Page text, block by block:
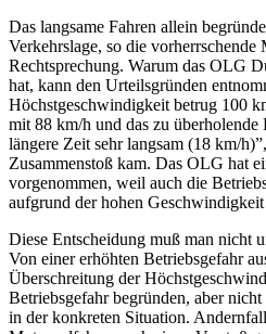
Das langsame Fahren allein
Verkehrslage, so die vorherrschende
Rechtsprechung. Warum das OLG
hat, kann den Urteilsgründen
Höchstgeschwindigkeit betrug 100
mit 88 km/h und das zu überholende
längere Zeit sehr langsam (18 km/
Zusammenstoß kam. Das OLG hat
vorgenommen, weil auch die
aufgrund der hohen Geschwindigkeit
Diese Entscheidung muß man nicht
Von einer erhöhten Betriebsgefahr
Überschreitung der
Betriebsgefahr begründen, aber
in der konkreten Situation.